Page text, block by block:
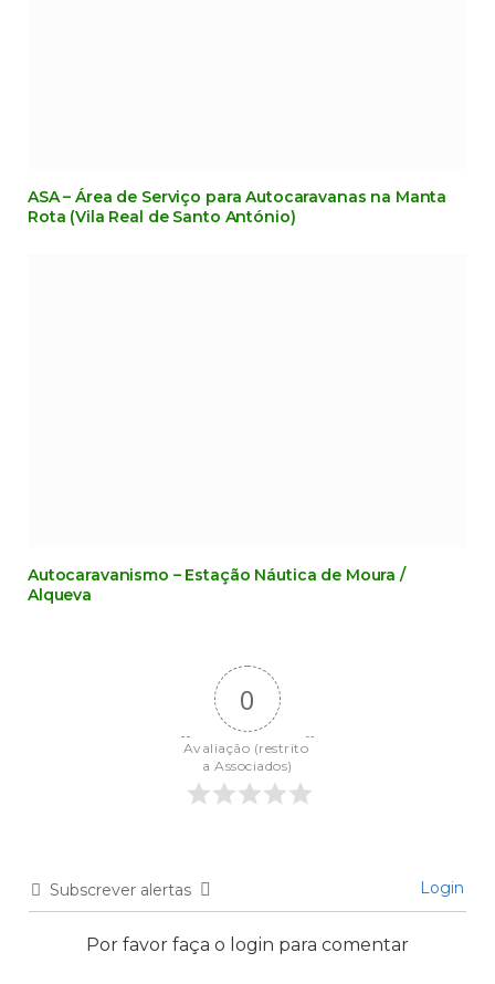
ASA – Área de Serviço para Autocaravanas na Manta
Rota (Vila Real de Santo António)
Autocaravanismo – Estação Náutica de Moura /
Alqueva
0
Avaliação (restrito
a Associados)
Subscrever alertas Login
Por favor faça o login para comentar